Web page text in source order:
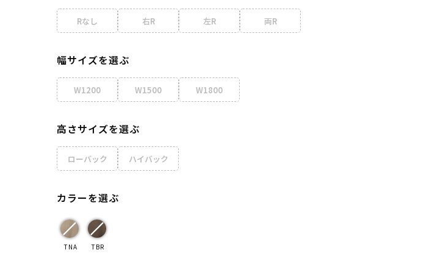
Rなし 右R 左R 両R
幅サイズを選ぶ
W1200 W1500 W1800
高さサイズを選ぶ
ローバック ハイバック
カラーを選ぶ
TNA TBR